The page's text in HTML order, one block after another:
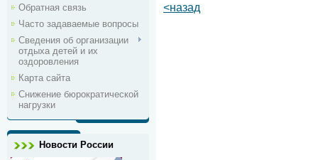
Обратная связь
Часто задаваемые вопросы
Сведения об организации
отдыха детей и их
оздоровления
Карта сайта
Снижение бюрократической
нагрузки
Новости России
<назад